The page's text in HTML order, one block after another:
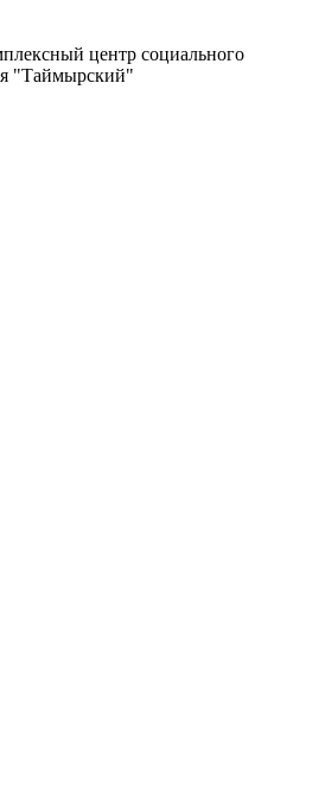
центр социального
"Таймырский"